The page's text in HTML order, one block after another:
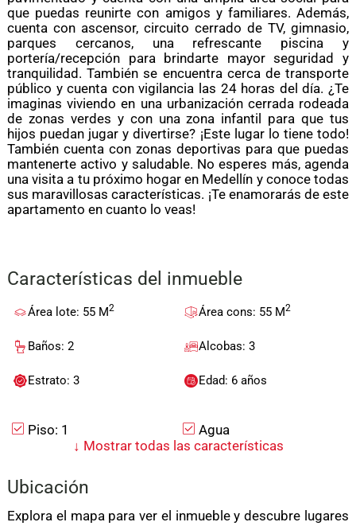
que puedas reunirte con amigos y familiares. Además,
cuenta con ascensor, circuito cerrado de TV, gimnasio,
parques cercanos, una refrescante piscina y
portería/recepción para brindarte mayor seguridad y
tranquilidad. También se encuentra cerca de transporte
público y cuenta con vigilancia las 24 horas del día. ¿Te
imaginas viviendo en una urbanización cerrada rodeada
de zonas verdes y con una zona infantil para que tus
hijos puedan jugar y divertirse? ¡Este lugar lo tiene todo!
También cuenta con zonas deportivas para que puedas
mantenerte activo y saludable. No esperes más, agenda
una visita a tu próximo hogar en Medellín y conoce todas
sus maravillosas características. ¡Te enamorarás de este
apartamento en cuanto lo veas!
Características del inmueble
Área lote: 55 M2 Área cons: 55 M2
Baños: 2 Alcobas: 3
Estrato: 3 Edad: 6 años
Piso: 1
Agua
Baño En Habitación
Principal
Mármol
↓ Mostrar todas las características
Ubicación
Explora el mapa para ver el inmueble y descubre lugares